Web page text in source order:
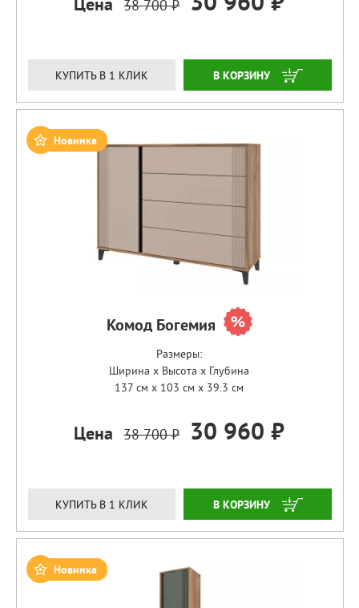
38 700 ₽
КУПИТЬ В 1 КЛИК ЗАКАЗАТЬ
Новинка
Комод Богемия
Размеры:
Ширина x Высота x Глубина
137 см x 103 см x 39.3 см
Цена 38 700 ₽ 30 960 ₽
КУПИТЬ В 1 КЛИК ЗАКАЗАТЬ
Новинка